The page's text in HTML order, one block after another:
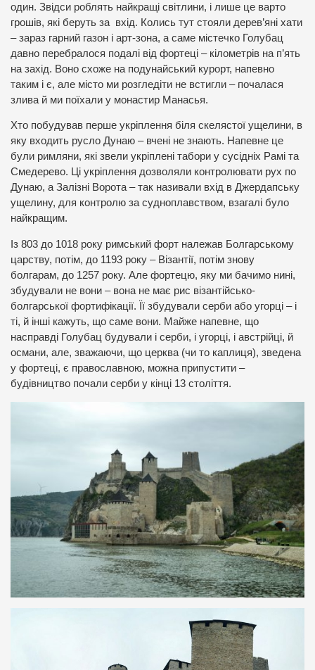
один. Звідси роблять найкращі світлини, і лише це варто
грошів, які беруть за вхід. Колись тут стояли дерев’яні хати
– зараз гарний газон і арт-зона, а саме містечко Голубац
давно перебралося подалі від фортеці – кілометрів на п’ять
на захід. Воно схоже на подунайський курорт, напевно
таким і є, але місто ми розгледіти не встигли – почалася
злива й ми поїхали у монастир Манасья.
Хто побудував перше укріплення біля скелястої ущелини, в
яку входить русло Дунаю – вчені не знають. Напевне це
були римляни, які звели укріплені табори у сусідніх Рамі та
Смедерево. Ці укріплення дозволяли контролювати рух по
Дунаю, а Залізні Ворота – так називали вхід в Джердапську
ущелину, для контролю за судноплавством, взагалі було
найкращим.
Із 803 до 1018 року римський форт належав Болгарському
царству, потім, до 1193 року – Візантії, потім знову
болгарам, до 1257 року. Але фортецю, яку ми бачимо нині,
збудували не вони – вона не має рис візантійсько-
болгарської фортифікації. Її збудували серби або угорці – і
ті, й інші кажуть, що саме вони. Майже напевне, що
насправді Голубац будували і серби, і угорці, і австрійці, й
османи, але, зважаючи, що церква (чи то каплиця), зведена
у фортеці, є православною, можна припустити –
будівництво почали серби у кінці 13 століття.